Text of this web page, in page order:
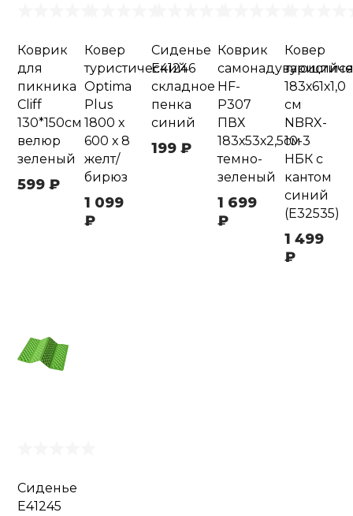
Коврик
для
пикника
Cliff
130*150см
велюр
зеленый
599 ₽
Ковер
туристический
Optima
Plus
1800 х
600 х 8
желт/
бирюз
1 099
₽
Сиденье
Е41246
складное
пенка
синий
199 ₽
Коврик
HF-
P307
ПВХ
183х53х2,5см
темно-
зеленый
1 699
₽
Ковер
183х61х1,0
см
NBRX-
10-3
НБК с
кантом
синий
(E32535)
1 499
₽
Сиденье
Е41245